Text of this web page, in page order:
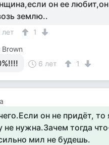
он ее
землю..
лет 1
Brown
6 лет 1
он не придёт, то
не нужна.Зачем тогда
мил не будешь.